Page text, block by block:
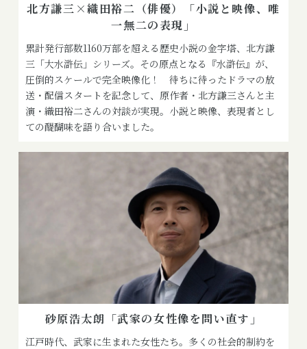
北方謙三×織田裕二（俳優）「小説と映像、唯
一無二の表現」
累計発行部数1160万部を超える歴史小説の金字塔、北方謙
三「大水滸伝」シリーズ。その原点となる『水滸伝』が、
圧倒的スケールで完全映像化！ 待ちに待ったドラマの放
送・配信スタートを記念して、原作者・北方謙三さんと主
演・織田裕二さんの対談が実現。小説と映像、表現者とし
ての醍醐味を語り合いました。
砂原浩太朗「武家の女性像を問い直す」
江戸時代、武家に生まれた女性たち。多くの社会的制約を